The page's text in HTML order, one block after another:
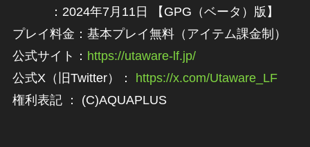
：2024年7月11日 【GPG（ベータ）版】
プレイ料金：基本プレイ無料（アイテム課金制）
公式サイト： https://utaware-lf.jp/
公式X（旧Twitter）：
https://x.com/Utaware_LF
権利表記 ： (C)AQUAPLUS